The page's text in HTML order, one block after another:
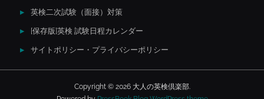
英検二次試験（面接）対策
[保存版]英検 試験日程カレンダー
サイトポリシー・プライバシーポリシー
Copyright © 2026 大人の英検倶楽部.